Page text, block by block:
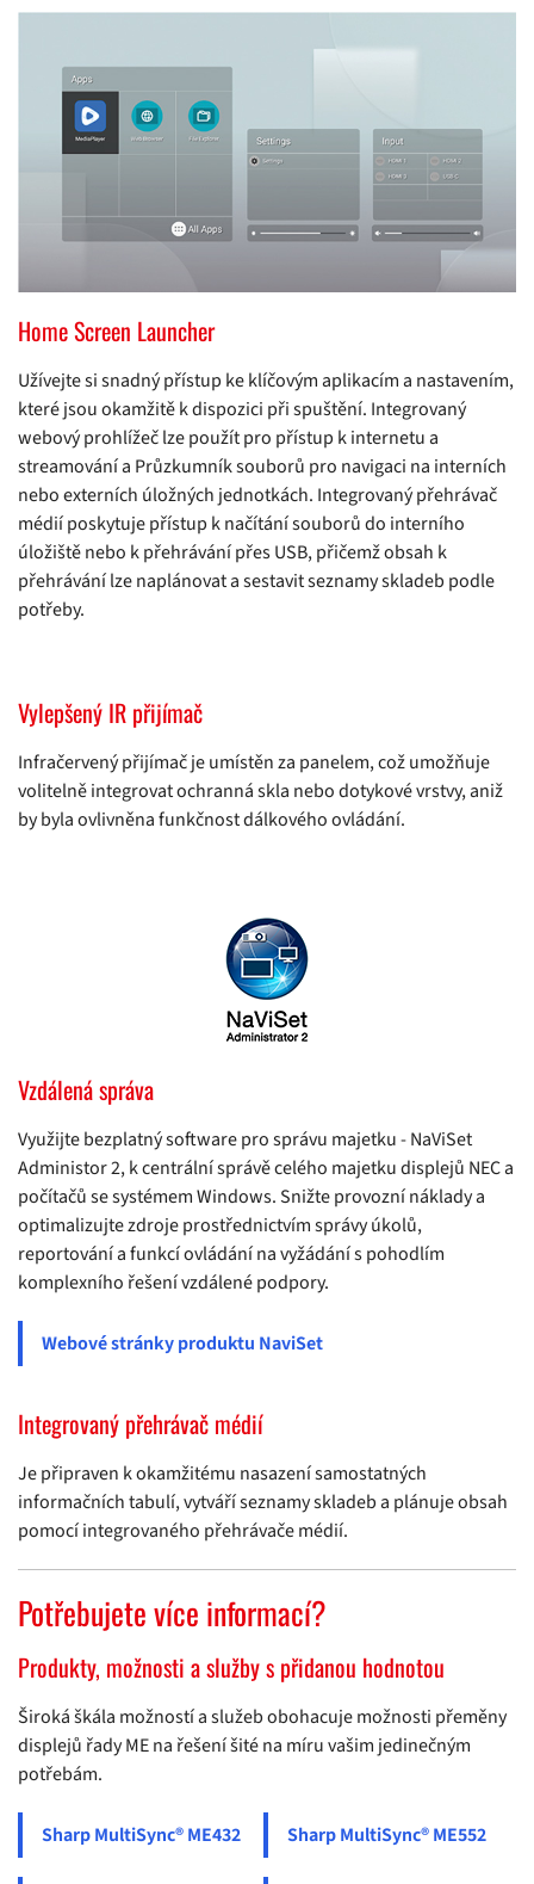
Home Screen Launcher
Užívejte si snadný přístup ke klíčovým aplikacím a nastavením,
které jsou okamžitě k dispozici při spuštění. Integrovaný
webový prohlížeč lze použít pro přístup k internetu a
streamování a Průzkumník souborů pro navigaci na interních
nebo externích úložných jednotkách. Integrovaný přehrávač
médií poskytuje přístup k načítání souborů do interního
úložiště nebo k přehrávání přes USB, přičemž obsah k
přehrávání lze naplánovat a sestavit seznamy skladeb podle
potřeby.
Vylepšený IR přijímač
Infračervený přijímač je umístěn za panelem, což umožňuje
volitelně integrovat ochranná skla nebo dotykové vrstvy, aniž
by byla ovlivněna funkčnost dálkového ovládání.
Vzdálená správa
Využijte bezplatný software pro správu majetku - NaViSet
Administor 2, k centrální správě celého majetku displejů NEC a
počítačů se systémem Windows. Snižte provozní náklady a
optimalizujte zdroje prostřednictvím správy úkolů,
reportování a funkcí ovládání na vyžádání s pohodlím
komplexního řešení vzdálené podpory.
Webové stránky produktu NaviSet
Integrovaný přehrávač médií
Je připraven k okamžitému nasazení samostatných
informačních tabulí, vytváří seznamy skladeb a plánuje obsah
pomocí integrovaného přehrávače médií.
Potřebujete více informací?
Produkty, možnosti a služby s přidanou hodnotou
Široká škála možností a služeb obohacuje možnosti přeměny
displejů řady ME na řešení šité na míru vašim jedinečným
potřebám.
Sharp MultiSync® ME432 Sharp MultiSync® ME552